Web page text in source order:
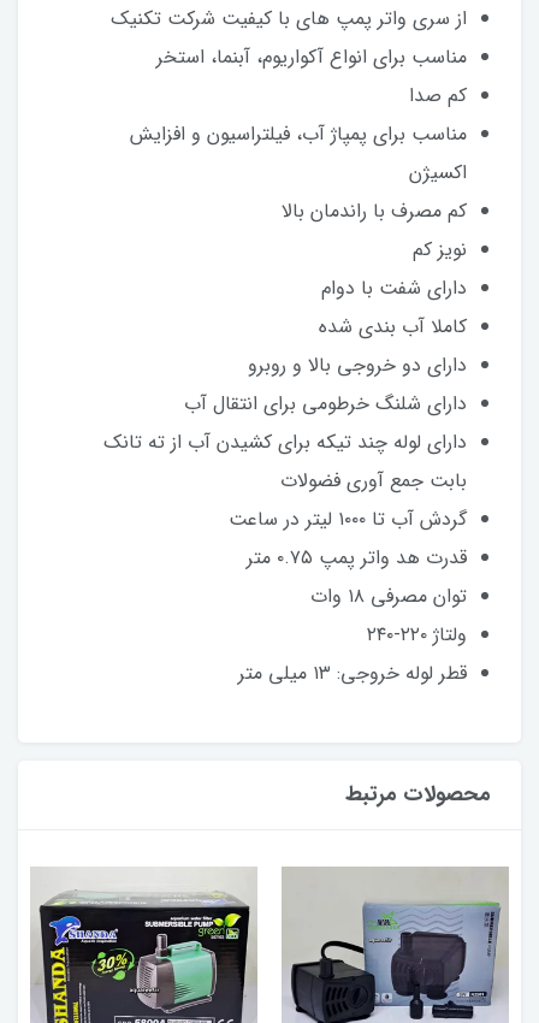
از سری واتر پمپ های با کیفیت شرکت تکنیک
مناسب برای انواع آکواریوم، آبنما، استخر
کم صدا
مناسب برای پمپاژ آب، فیلتراسیون و افزایش
اکسیژن
کم مصرف با راندمان بالا
نویز کم
دارای شفت با دوام
کاملا آب بندی شده
دارای دو خروجی بالا و روبرو
دارای شلنگ خرطومی برای انتقال آب
دارای لوله چند تیکه برای کشیدن آب از ته تانک
بابت جمع آوری فضولات
گردش آب تا ۱۰۰۰ لیتر در ساعت
قدرت هد واتر پمپ ۰.۷۵ متر
توان مصرفی ۱۸ وات
ولتاژ ۲۲۰-۲۴۰
قطر لوله خروجی: ۱۳ میلی متر
محصولات مرتبط